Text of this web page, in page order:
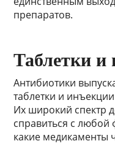
препаратов.
Таблетки и
Антибиотики
таблетки и
Их широкий спектр
справиться с
какие медикаменты